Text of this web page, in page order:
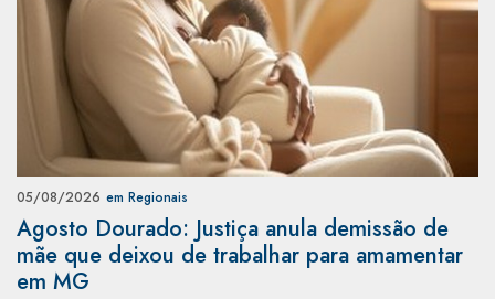
05/08/2026 em Regionais
Agosto Dourado: Justiça anula demissão de
mãe que deixou de trabalhar para amamentar
em MG